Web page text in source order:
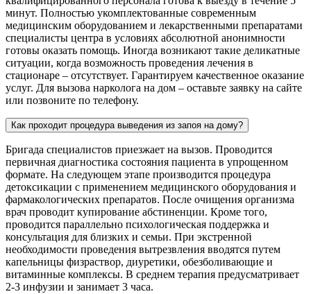
минут. Полностью укомплектованные современным
медицинским оборудованием и лекарственными препаратами
специалисты центра в условиях абсолютной анонимности
готовы оказать помощь. Иногда возникают такие деликатные
ситуации, когда возможность проведения лечения в
стационаре – отсутствует. Гарантируем качественное оказание
услуг. Для вызова нарколога на дом – оставьте заявку на сайте
или позвоните по телефону.
Как проходит процедура выведения из запоя на дому?
Бригада специалистов приезжает на вызов. Проводится
первичная диагностика состояния пациента в упрощенном
формате. На следующем этапе производится процедура
детоксикации с применением медицинского оборудования и
фармакологических препаратов. После очищения организма
врач проводит купирование абстиненции. Кроме того,
проводится параллельно психологическая поддержка и
консультация для близких и семьи. При экстренной
необходимости проведения вытрезвления вводятся путем
капельницы физраствор, диуретики, обезболивающие и
витаминные комплексы. В среднем терапия предусматривает
2-3 инфузии и занимает 3 часа.